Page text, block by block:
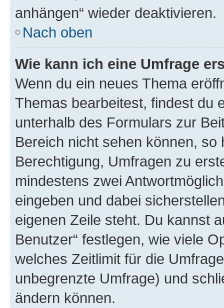
anhängen“ wieder deaktivieren.
Nach oben
Wie kann ich eine Umfrage
Wenn du ein neues Thema
Themas bearbeitest, findest du
unterhalb des Formulars zur
Bereich nicht sehen können,
Berechtigung, Umfragen zu
mindestens zwei
eingeben und dabei
eigenen Zeile steht. Du kannst
Benutzer“ festlegen, wie viele
welches Zeitlimit für die
unbegrenzte Umfrage) und
ändern können.